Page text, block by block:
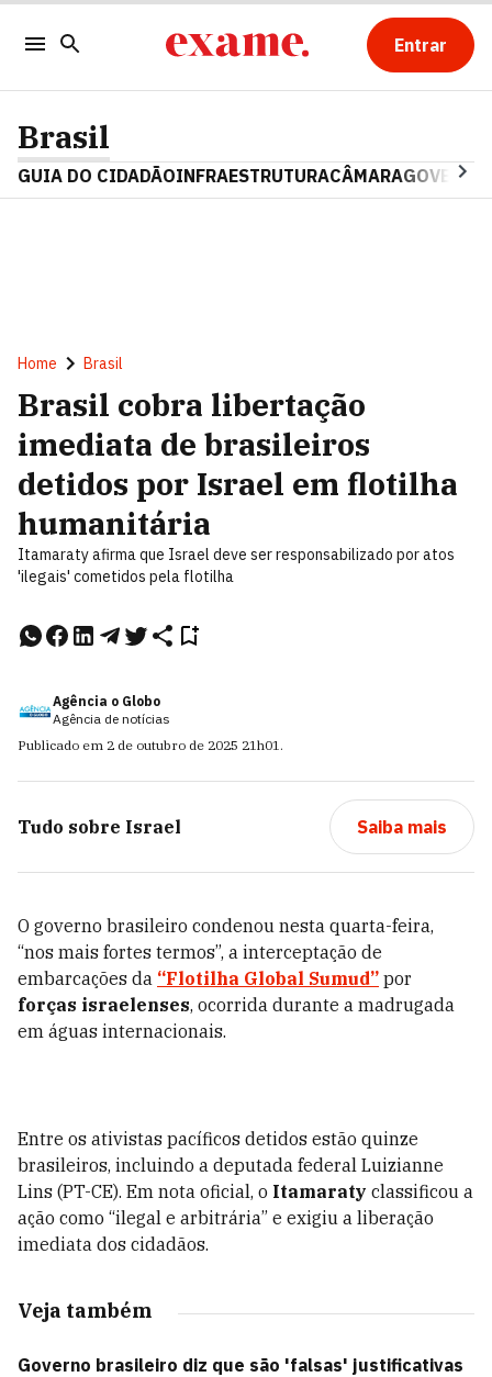
Entrar
Brasil
GUIA DO CIDADÃOINFRAESTRUTURACÂMARAGOVERNO
Home Brasil
Brasil cobra libertação
imediata de brasileiros
detidos por Israel em flotilha
humanitária
Itamaraty afirma que Israel deve ser responsabilizado por atos
'ilegais' cometidos pela flotilha
Agência o Globo
Agência de notícias
Publicado em 2 de outubro de 2025 21h01.
Tudo sobre Israel Saiba mais
O governo brasileiro condenou nesta quarta-feira,
“nos mais fortes termos”, a interceptação de
embarcações da “Flotilha Global Sumud” por
forças israelenses, ocorrida durante a madrugada
em águas internacionais.
Entre os ativistas pacíficos detidos estão quinze
brasileiros, incluindo a deputada federal Luizianne
Lins (PT-CE). Em nota oficial, o Itamaraty classificou a
ação como “ilegal e arbitrária” e exigiu a liberação
imediata dos cidadãos.
Veja também
Governo brasileiro diz que são 'falsas' justificativas